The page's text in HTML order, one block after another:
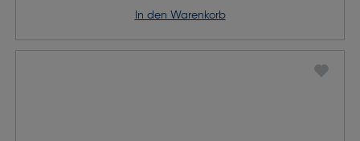
in den Warenkorb